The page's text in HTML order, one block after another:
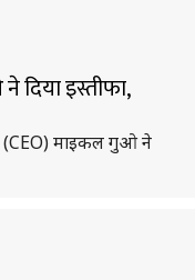
दिया इस्तीफा,
(CEO) माइकल गुओ ने